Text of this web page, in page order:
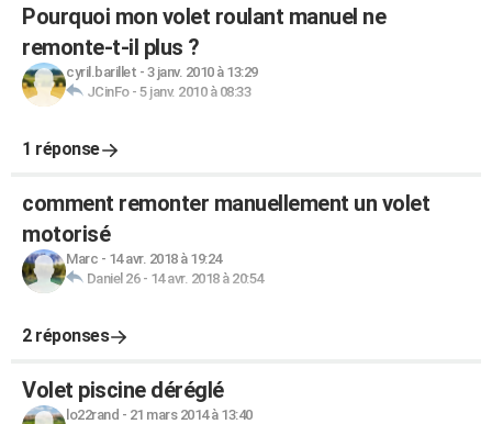
Pourquoi mon volet roulant manuel ne
remonte-t-il plus ?
cyril.barillet - 3 janv. 2010 à 13:29
JCinFo- 5 janv. 2010 à 08:33
1 réponse
comment remonter manuellement un volet
motorisé
Marc - 14 avr. 2018 à 19:24
Daniel 26- 14 avr. 2018 à 20:54
2 réponses
Volet piscine déréglé
lo22rand - 21 mars 2014 à 13:40